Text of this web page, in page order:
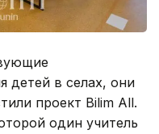
детей в селах, они
проект Bilim All.
один учитель